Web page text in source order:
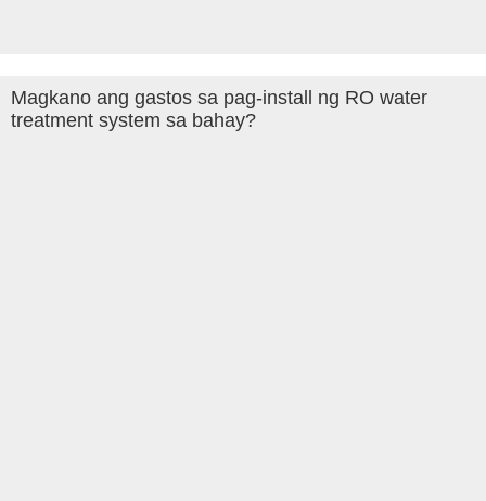
Magkano ang gastos sa pag-install ng RO water
treatment system sa bahay?